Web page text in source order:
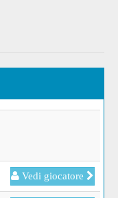
Vedi giocatore